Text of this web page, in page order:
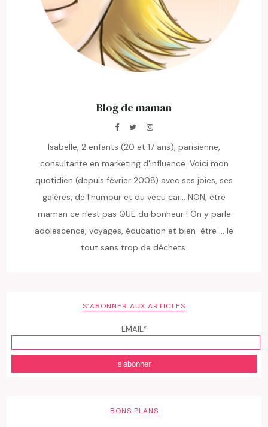
Blog de maman
Isabelle, 2 enfants (20 et 17 ans), parisienne,
consultante en marketing d'influence. Voici mon
quotidien (depuis février 2008) avec ses joies, ses
galères, de l'humour et du vécu car... NON, être
maman ce n'est pas QUE du bonheur ! On y parle
adolescence, voyages, éducation et bien-être ... le
tout sans trop de déchets.
S’ABONNER AUX ARTICLES
EMAIL*
BONS PLANS